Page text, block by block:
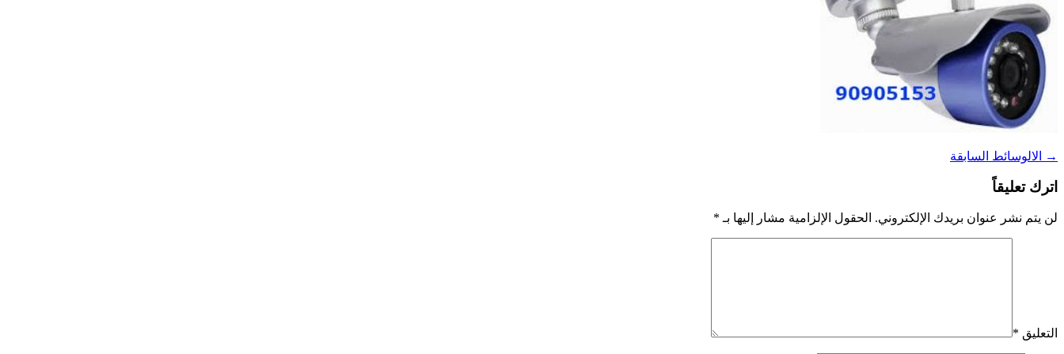
→ الالوسائط السابقة
اترك تعليقاً
لن يتم نشر عنوان بريدك الإلكتروني. الحقول الإلزامية مشار إليها بـ *
التعليق *